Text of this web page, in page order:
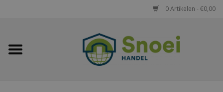
0 Artikelen - €0,00
Home